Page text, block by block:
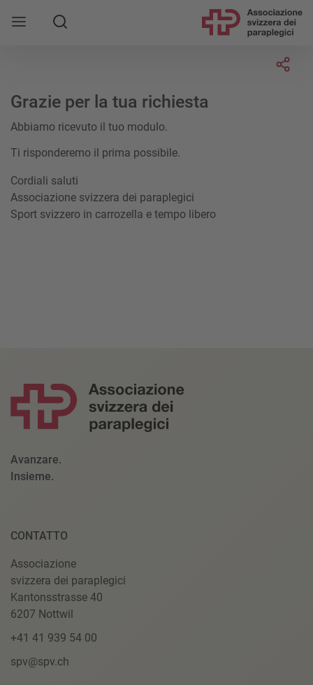
Grazie per la tua richiesta
Abbiamo ricevuto il tuo modulo.
Ti risponderemo il prima possibile.
Cordiali saluti
Associazione svizzera dei paraplegici
Sport svizzero in carrozella e tempo libero
Avanzare.
Insieme.
CONTATTO
Associazione
svizzera dei paraplegici
Kantonsstrasse 40
6207 Nottwil
+41 41 939 54 00
spv@spv.ch